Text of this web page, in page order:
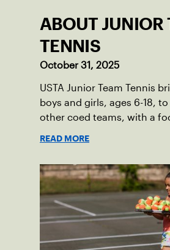
ABOUT JUNIOR
TENNIS
October 31, 2025
USTA Junior Team Tennis
boys and girls, ages 6-18,
other coed teams, with a
READ MORE